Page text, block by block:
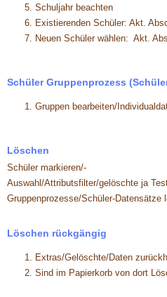
Schuljahr beachten
Existierenden Schüler: Akt.
Neuen Schüler wählen: Akt.
Schüler Gruppenprozess
Gruppen bearbeiten/
Löschen
Schüler markieren/-
Auswahl/Attributsfilter/gelöschte ja
Gruppenprozesse/Schüler-Datensätze
Löschen rückgängig
Extras/Gelöschte/Daten
Sind im Papierkorb von dort